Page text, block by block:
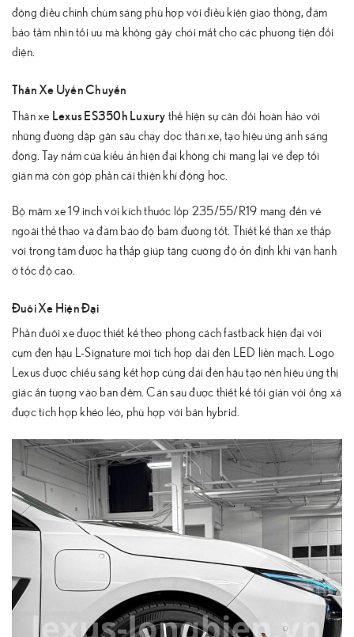
động điều chỉnh chùm sáng phù hợp với điều kiện giao thông, đảm
bảo tầm nhìn tối ưu mà không gây chói mắt cho các phương tiện đối
diện.
Thân Xe Uyển Chuyển
Thân xe Lexus ES350h Luxury thể hiện sự cân đối hoàn hảo với
những đường dập gân sâu chạy dọc thân xe, tạo hiệu ứng ánh sáng
động. Tay nắm cửa kiểu ẩn hiện đại không chỉ mang lại vẻ đẹp tối
giản mà còn góp phần cải thiện khí động học.
Bộ mâm xe 19 inch với kích thước lốp 235/55/R19 mang đến vẻ
ngoài thể thao và đảm bảo độ bám đường tốt. Thiết kế thân xe thấp
với trọng tâm được hạ thấp giúp tăng cường độ ổn định khi vận hành
ở tốc độ cao.
Đuôi Xe Hiện Đại
Phần đuôi xe được thiết kế theo phong cách fastback hiện đại với
cụm đèn hậu L-Signature mới tích hợp dải đèn LED liền mạch. Logo
Lexus được chiếu sáng kết hợp cùng dải đèn hậu tạo nên hiệu ứng thị
giác ấn tượng vào ban đêm. Cản sau được thiết kế tối giản với ống xả
được tích hợp khéo léo, phù hợp với bản hybrid.